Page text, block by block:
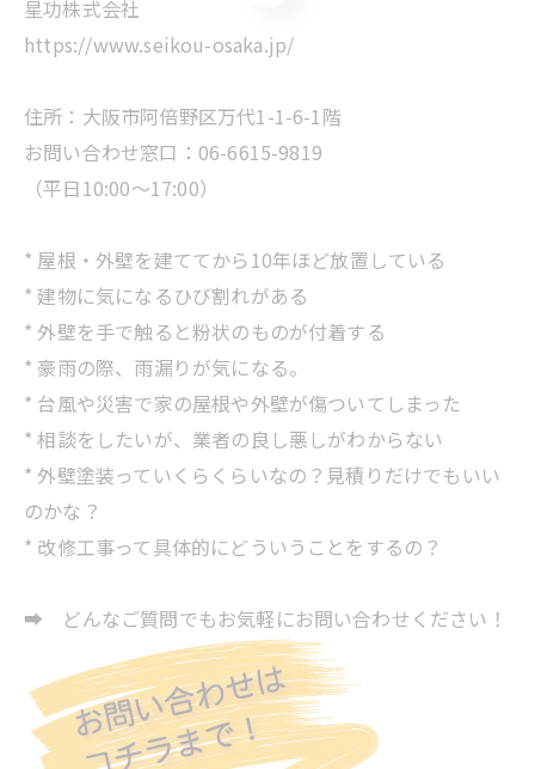
星功株式会社
https://www.seikou-osaka.jp/
住所：大阪市阿倍野区万代1-1-6-1階
お問い合わせ窓口：06-6615-9819
（平日10:00～17:00）
* 屋根・外壁を建ててから10年ほど放置している
* 建物に気になるひび割れがある
* 外壁を手で触ると粉状のものが付着する
* 豪雨の際、雨漏りが気になる。
* 台風や災害で家の屋根や外壁が傷ついてしまった
* 相談をしたいが、業者の良し悪しがわからない
* 外壁塗装っていくらくらいなの？見積りだけでもいい
のかな？
* 改修工事って具体的にどういうことをするの？
➡ どんなご質問でもお気軽にお問い合わせください！